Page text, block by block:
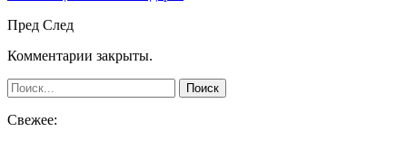
Пред След
Комментарии закрыты.
Свежее: